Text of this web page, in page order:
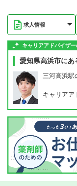
求人情報
キャリアアドバイザー
愛知県高浜市にあ
三河高浜駅
キャリア